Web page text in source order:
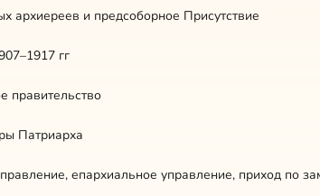
архиереев и предсоборное Присутствие
гг
правительство
Патриарха
епархиальное управление, приход по